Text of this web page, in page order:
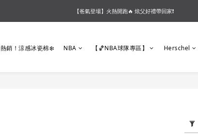
【夏末OUTLET】專區全面5折起❗超值入手就趁現在🔥
【爸氣登場】火熱開跑🔥 炫父好禮帶回家❗
熱銷！涼感冰瓷棉❄️ NBA 【🏀NBA球隊專區】 Herschel